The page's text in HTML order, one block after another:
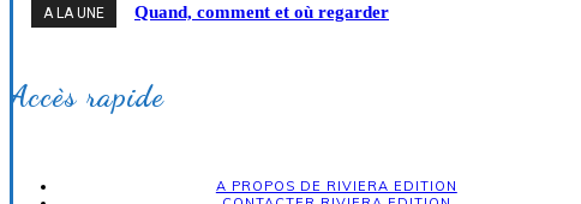
A LA UNE
Quand, comment et où regarder
Accès rapide
A PROPOS DE RIVIERA EDITION